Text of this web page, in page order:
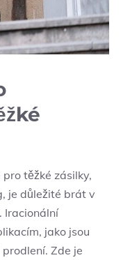
těžké zásilky,
je důležité brát v
Iracionální
jako jsou
Zde je